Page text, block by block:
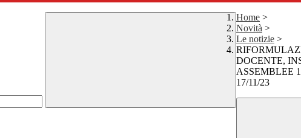
Home >
Novità >
Le notizie >
DOCENTE,
ASSEMBLEE
17/11/23